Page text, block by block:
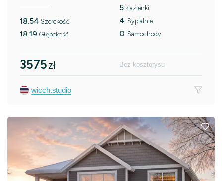
18.54 Szerokość
18.19 Głębokość
5 Łazienki
4 Sypialnie
0 Samochody
3575zł Bez kosztorysu
wicch.studio